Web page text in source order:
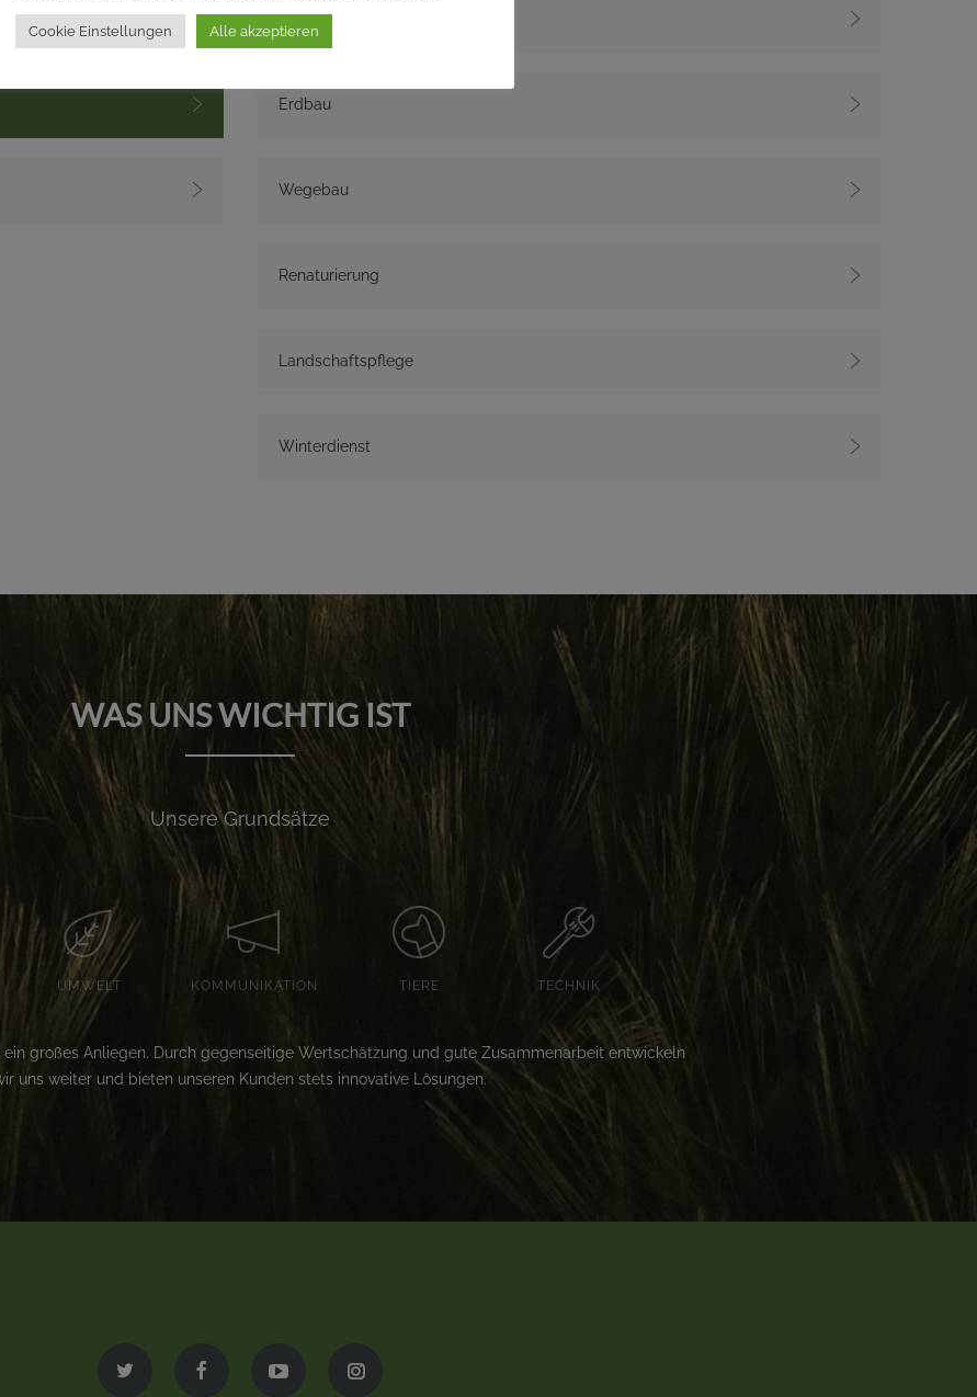
Landschaftsbau
Erdbau
Wegebau
Renaturierung
Landschaftspflege
Winterdienst
WAS UNS WICHTIG IST
Unsere Grundsätze
UMWELT KOMMUNIKATION TIERE TECHNIK
ein großes Anliegen. Durch gegenseitige Wertschätzung und gute Zusammenarbeit entwickeln
uns weiter und bieten unseren Kunden stets innovative Lösungen.
Cookie Einstellungen Alle akzeptieren